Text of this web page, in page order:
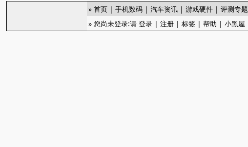
»首页 |手机数码 |汽车资讯 |游戏硬件 |评测专题
» 您尚未登录:请登录 |注册 |标签 |帮助 |小黑屋